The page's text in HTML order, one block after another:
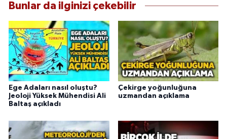
Bunlar da ilginizi çekebilir
Ege Adaları nasıl oluştu?
Jeoloji Yüksek Mühendisi Ali
Baltaş açıkladı
Çekirge yoğunluğuna
uzmandan açıklama